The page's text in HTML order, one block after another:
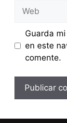
Web
Guarda
en este
comente.